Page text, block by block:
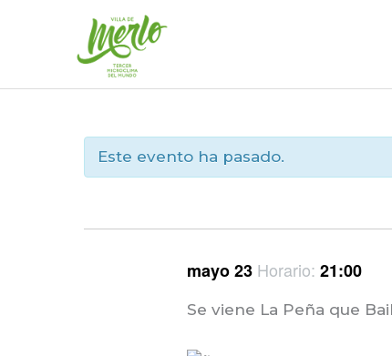
contenido
Este evento ha pasado.
mayo 23 Horario:21:00
Se viene La Peña que